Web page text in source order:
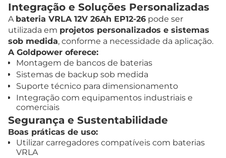
Integração e Soluções Personalizadas
A bateria VRLA 12V 26Ah EP12-26 pode ser
utilizada em projetos personalizados e sistemas
sob medida, conforme a necessidade da aplicação.
A Goldpower oferece:
Montagem de bancos de baterias
Sistemas de backup sob medida
Suporte técnico para dimensionamento
Integração com equipamentos industriais e
comerciais
Segurança e Sustentabilidade
Boas práticas de uso:
Utilizar carregadores compatíveis com baterias
VRLA